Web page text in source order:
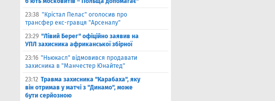
23:38 "Крістал Пелас" оголосив про
трансфер екс-гравця "Арсеналу"
23:29 "Лівий Берег" офіційно заявив на
УПЛ захисника африканської збірної
23:16 "Ньюкасл" відмовився продавати
захисника в "Манчестер Юнайтед"
23:12 Травма захисника "Карабаха", яку
він отримав у матчі з "Динамо", може
бути серйозною